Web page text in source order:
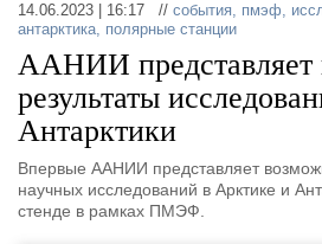
14.06.2023 | 16:17 // события, пмэф,
антарктика, полярные станции
ААНИИ
результаты
Антарктики
Впервые ААНИИ представляет
научных исследований в Арктике и
стенде в рамках ПМЭФ.